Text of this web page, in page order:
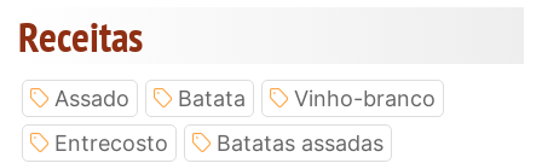
Receitas
Assado Batata
Vinho-branco
Entrecosto
Batatas assadas